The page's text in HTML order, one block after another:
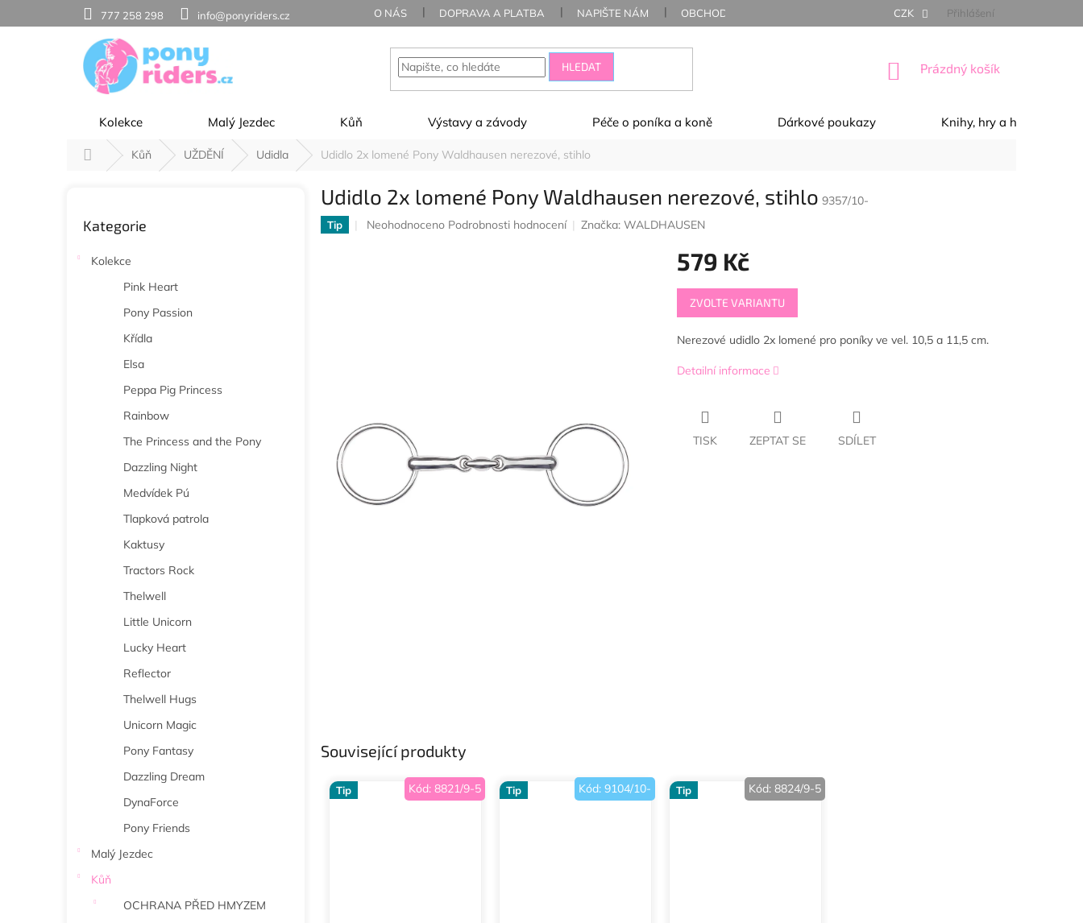
777 258 298 info@ponyriders.cz O NÁS DOPRAVA A PLATBA NAPIŠTE NÁM OBCHODNÍ PODMÍNKY OCHRANA OSOBNÍCH ÚDAJŮ
CZK Přihlášení
HLEDAT
NÁKUPNÍ
Prázdný košík
Kolekce Malý Jezdec Kůň Výstavy a závody Péče o poníka a koně Dárkové poukazy Knihy, hry a hračky
Domů Kůň UŽDĚNÍ Udidla Udidlo 2x lomené Pony Waldhausen nerezové, stihlo
kategorie
Kategorie
Kolekce
Pink Heart
Pony Passion
Křídla
Elsa
Peppa Pig Princess
Rainbow
The Princess and the Pony
Dazzling Night
Medvídek Pú
Tlapková patrola
Kaktusy
Tractors Rock
Thelwell
Little Unicorn
Lucky Heart
Reflector
Thelwell Hugs
Unicorn Magic
Pony Fantasy
Dazzling Dream
DynaForce
Pony Friends
Malý Jezdec
Kůň
OCHRANA PŘED HMYZEM
Udidlo 2x lomené Pony Waldhausen nerezové, stihlo 9357/10-
Tip
Průměrné
Neohodnoceno Podrobnosti hodnocení Značka: WALDHAUSEN
579 Kč
Měrná
cena:
ZVOLTE VARIANTU
Nerezové udidlo 2x lomené pro poníky ve vel. 10,5 a 11,5 cm.
Detailní informace
TISK ZEPTAT SE SDÍLET
Související produkty
Tip Kód: 8821/9-5 Tip Kód: 9104/10- Tip Kód:8824/9-5